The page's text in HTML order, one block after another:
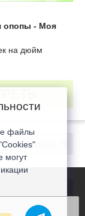
опопы - Моя
на дюйм
В будущее
файлы
могут